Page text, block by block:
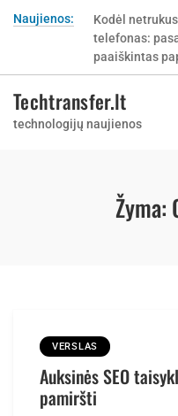
Naujienos:
Kodėl
telefonas:
paaiškintas
Techtransfer.lt
technologijų naujienos
Žyma:
VERSLAS
Auksinės SEO
pamiršti